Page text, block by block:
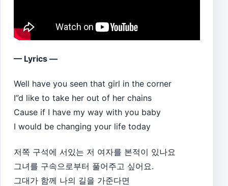
— Lyrics —
Well have you seen that girl in the corner
I”d like to take her out of her chains
Cause if I have my way with you baby
I would be changing your life today
저쪽 구석에 서있는 저 여자를 본적이 있나요
그녀를 구속으로부터 풀어주고 싶어요.
그대가 함께 나의 길을 가준다면